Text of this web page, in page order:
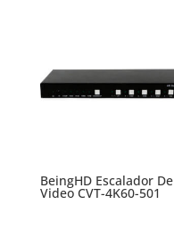
BeingHD Escalador De
Video CVT-4K60-501